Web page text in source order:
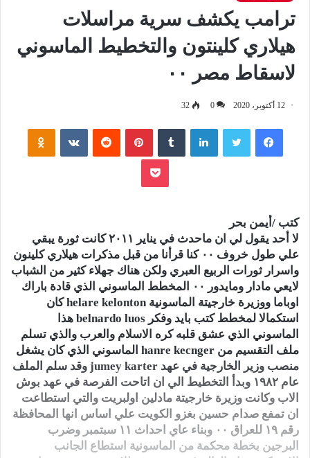
ترامب يكشف سرية مراسلات
هيلاري كلينتون والتخطيط الماسوني
لاسقاط مصر ٠٠
12 أكتوبر، 2020 0
32
فيسبوك تويتر لينكدإن بينتيريست
بوكيت
كتب /أيمن بحر
لا أحد يقول لي ان ماحدث في يناير ٢٠١١ كانت ثورة يبقي
علي طول خروف ٠٠ كنا قرأنا من قبل مذكرات هيلاري كلينون
واسرار ثورات الربيع العبري ولكن هناك جهلاء كثير من الشباب
لايعي مادار ومايدور ٠٠ المخطط الماسوني الذي قادة باراك
اوباما ووزيرة خارجيتة الماسونية helare kelonton كان
استكمالا لمخطط كتب بايد وفكر belnardo luos هذا
الماسوني الذي عشق قلبه كره الاسلام والعرب والذي تسلم
ملف التقسيم من hanre kecnger الماسوني الذي كان يشغل
منصب وزير الخارجية في عهد jumey karter وقد سلم الملف
عام ١٩٨٢ وبدأ التخطيط الي ان اتاحت الفرصة في عهد بوش
الاب وكانت وزيرة خارجيتة مادلين اولبريت والتي استطاعت
ان تمفع صدام حسين بغزو الكويت علي اساس انها المحافظة
رقم ١٩ للعراق ٠٠ وبناء عاي احداث ١١ سبتمبر وضرب
البرجين بخطة محكمة من الماسونية استطاع الجانب